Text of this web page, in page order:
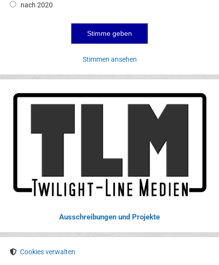
nach 2020
Stimmen ansehen
Ausschreibungen und Projekte
Cookies verwalten